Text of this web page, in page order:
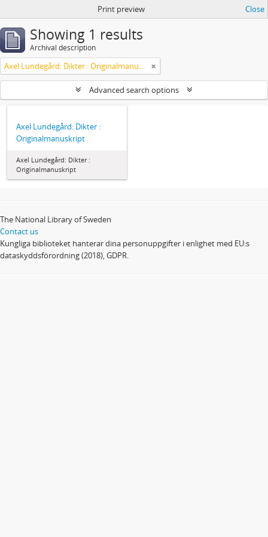
Print preview Close
Showing 1 results
Archival description
Axel Lundegård: Dikter : Originalmanuskript
Advanced search options
Axel Lundegård: Dikter :
Originalmanuskript
Axel Lundegård: Dikter :
Originalmanuskript
The National Library of Sweden
Contact us
Kungliga biblioteket hanterar dina personuppgifter i enlighet med EU:s
dataskyddsförordning (2018), GDPR.